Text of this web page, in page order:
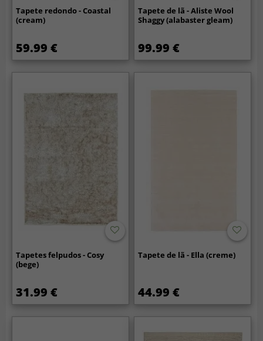
Tapete redondo - Coastal
(cream)
59.99 €
Tapete de lã - Aliste Wool
Shaggy (alabaster gleam)
99.99 €
Tapetes felpudos - Cosy
(bege)
31.99 €
Tapete de lã - Ella (creme)
44.99 €